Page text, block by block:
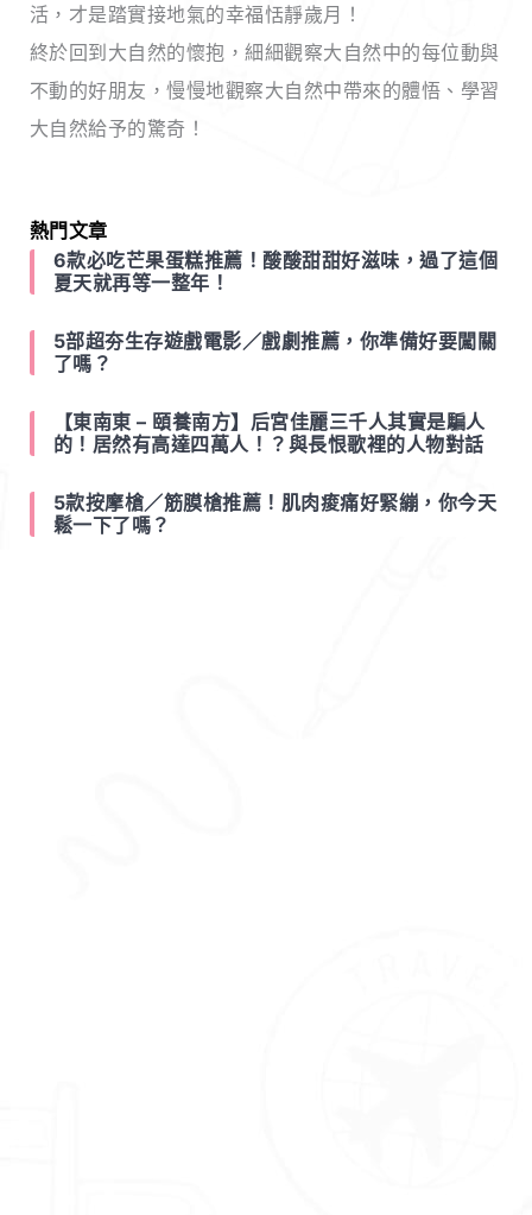
活，才是踏實接地氣的幸福恬靜歲月！
終於回到大自然的懷抱，細細觀察大自然中的每位動與
不動的好朋友，慢慢地觀察大自然中帶來的體悟、學習
大自然給予的驚奇！
熱門文章
6款必吃芒果蛋糕推薦！酸酸甜甜好滋味，過了這個
夏天就再等一整年！
5部超夯生存遊戲電影／戲劇推薦，你準備好要闖關
了嗎？
【東南東 – 頤養南方】后宮佳麗三千人其實是騙人
的！居然有高達四萬人！？與長恨歌裡的人物對話
5款按摩槍／筋膜槍推薦！肌肉痠痛好緊繃，你今天
鬆一下了嗎？